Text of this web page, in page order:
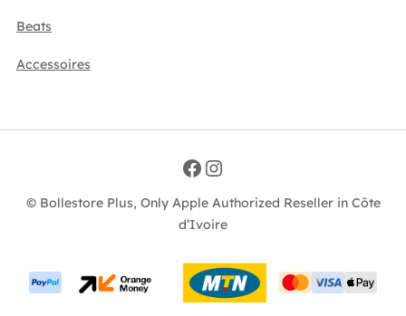
Beats
Accessoires
Facebook Instagram
© Bollestore Plus, Only Apple Authorized Reseller in Côte
d’Ivoire